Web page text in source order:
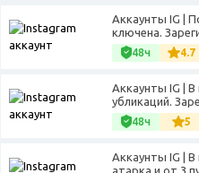
Аккаунты IG |
ключена.
48ч 4.7
Аккаунты IG |
убликаций.
48ч 5
Аккаунты IG |
атарка и от 3